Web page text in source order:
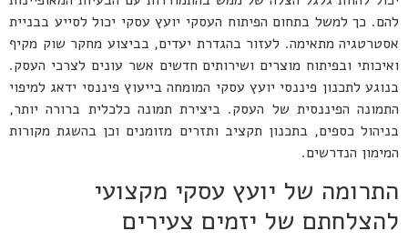
להם. כך למשל בתחום הפיתוח העסקי יועץ עסקי יכול לסייע בבניית
אסטרטגיה מתאימה. לעזור בהגדרת יעדים, בביצוע מחקר שוק מקיף
ואיכותי ובפיתוח מוצרים ושירותים חדשים אשר עונים לצרכי העסק.
בנוגע לתכנון פיננסי יועץ עסקי המומחה בייעוץ פיננסי ידאג למיפוי
התמונה הפיננסית של העסק. ביצירת תמונה כלכלית ברורה יותר,
בניהול כספים, בתכנון תקציב ותזרים מזומנים וכן בהשגת מקורות
המימון הנדרשים.
התרומה של יועץ עסקי מקצועי
להצלחתם של יזמים צעירים